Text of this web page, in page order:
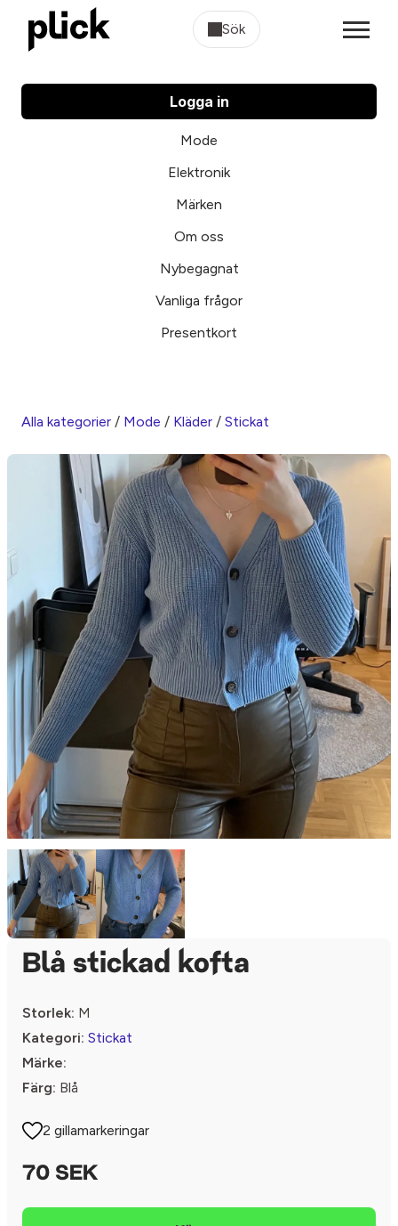
Sök
Logga in
Mode
Elektronik
Märken
Om oss
Nybegagnat
Vanliga frågor
Presentkort
Alla kategorier / Mode / Kläder / Stickat
Blå stickad kofta
Storlek: M
Kategori: Stickat
Märke:
Färg: Blå
2 gillamarkeringar
70 SEK